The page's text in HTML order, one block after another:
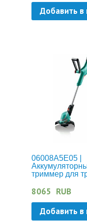
Добавить в
06008A5E05 |
триммер для
8065 RUB
Добавить в